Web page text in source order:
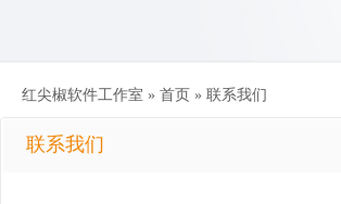
红尖椒软件工作室 » 首页 » 联系我们
联系我们